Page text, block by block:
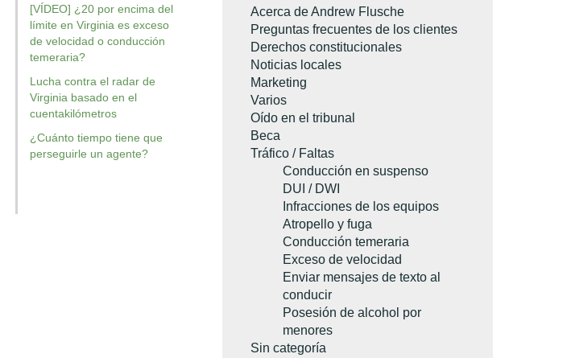
su caso.
OBTENGA SU EJEMPLAR GRATUITO
[VÍDEO] ¿20 por encima del
límite en Virginia es exceso
de velocidad o conducción
temeraria?
Lucha contra el radar de
Virginia basado en el
cuentakilómetros
¿Cuánto tiempo tiene que
perseguirle un agente?
Acerca de Andrew Flusche
Preguntas frecuentes de los clientes
Derechos constitucionales
Noticias locales
Marketing
Varios
Oído en el tribunal
Beca
Tráfico / Faltas
Conducción en suspenso
DUI / DWI
Infracciones de los equipos
Atropello y fuga
Conducción temeraria
Exceso de velocidad
Enviar mensajes de texto al
conducir
Posesión de alcohol por
menores
Sin categoría